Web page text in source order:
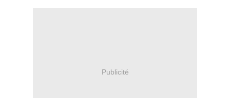
Publicité